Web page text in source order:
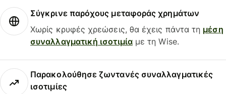
Σύγκρινε παρόχους μεταφοράς χρημάτων
Χωρίς κρυφές χρεώσεις, θα έχεις πάντα τη μέση
συναλλαγματική ισοτιμίαμε τη Wise.
Παρακολούθησε ζωντανές συναλλαγματικές
ισοτιμίες